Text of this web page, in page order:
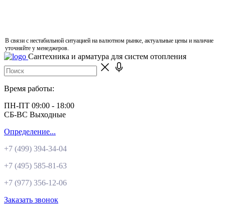
В связи с нестабильной ситуацией на валютном рынке, актуальные цены и наличие
уточняйте у менеджеров.
Сантехника и арматура для систем отопления
Время работы:
ПН-ПТ 09:00 - 18:00
СБ-ВС Выходные
Определение...
+7 (499) 394-34-04
+7 (495) 585-81-63
+7 (977) 356-12-06
Заказать звонок